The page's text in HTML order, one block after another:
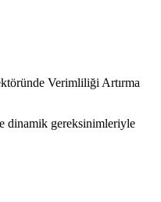
Verimliliği Artırma
dinamik gereksinimleriyle